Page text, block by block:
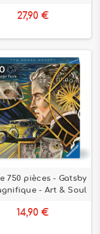
27,90 €
750 pièces - Gatsby
- Art & Soul
14,90 €